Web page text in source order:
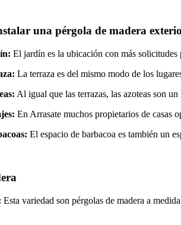
una pérgola de madera
El jardín es la ubicación con más solicitudes
La terraza es del mismo modo de los
Al igual que las terrazas, las azoteas son
En Arrasate muchos propietarios de casas
El espacio de barbacoa es también un
Esta variedad son pérgolas de madera a